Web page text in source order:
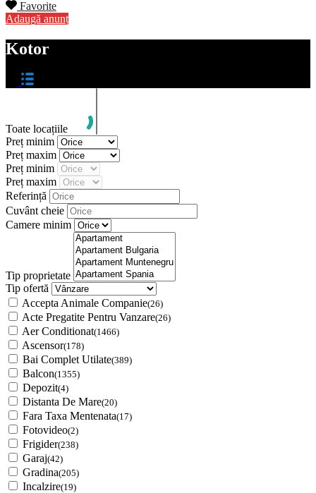
Favorite
Adaugă anunț
Kotor
Toate locațiile
Preț minim
Preț maxim
Preț minim
Preț maxim
Referință
Cuvânt cheie
Camere minim
Tip proprietate
Tip ofertă
Accepta Animale Companie(26)
Acte Pregatite Pentru Vanzare(26)
Aer Conditionat(1466)
Ascensor(178)
Bai Complet Utilate(389)
Balcon(1355)
Depozit(4)
Distanta De Mare(20)
Fara Taxa Mentenata(17)
Fotovideo(2)
Frigider(238)
Garaj(42)
Gradina(205)
Incalzire(19)